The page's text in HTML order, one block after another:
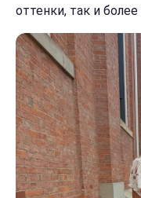
оттенки, так и